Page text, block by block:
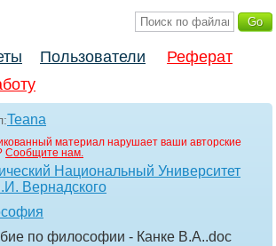
Пользователи
Реферат
Teana
материал нарушает ваши авторские
Сообщите нам.
Национальный Университет
Вернадского
по философии - Канке В.А..doc